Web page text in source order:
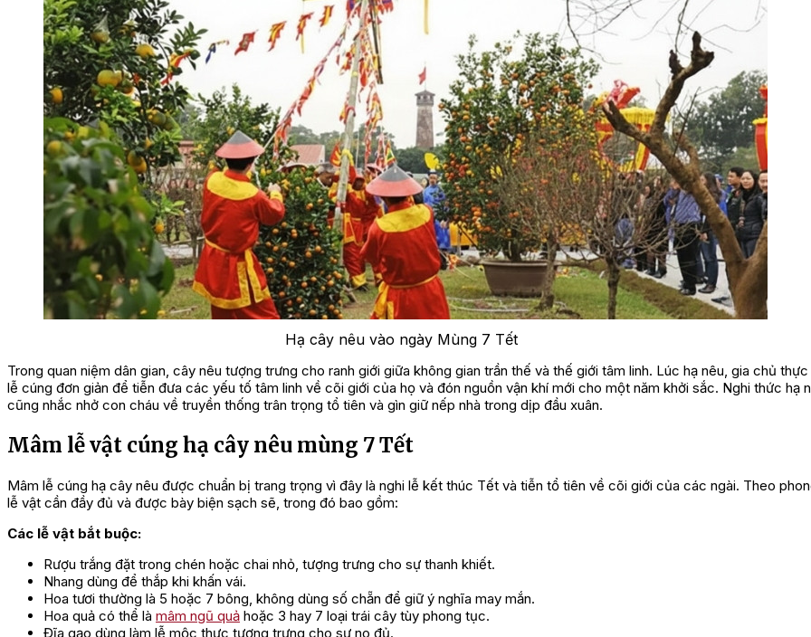
Hạ cây nêu vào ngày Mùng 7 Tết
Trong quan niệm dân gian, cây nêu tượng trưng cho ranh giới giữa không gian trần thế và thế giới tâm linh. Lúc hạ nêu, gia chủ thực
lễ cúng đơn giản để tiễn đưa các yếu tố tâm linh về cõi giới của họ và đón nguồn vận khí mới cho một năm khởi sắc. Nghi thức hạ
cũng nhắc nhở con cháu về truyền thống trân trọng tổ tiên và gìn giữ nếp nhà trong dịp đầu xuân.
Mâm lễ vật cúng hạ cây nêu mùng 7 Tết
Mâm lễ cúng hạ cây nêu được chuẩn bị trang trọng vì đây là nghi lễ kết thúc Tết và tiễn tổ tiên về cõi giới của các ngài. Theo
lễ vật cần đầy đủ và được bày biện sạch sẽ, trong đó bao gồm:
Các lễ vật bắt buộc:
Rượu trắng đặt trong chén hoặc chai nhỏ, tượng trưng cho sự thanh khiết.
Nhang dùng để thắp khi khấn vái.
Hoa tươi thường là 5 hoặc 7 bông, không dùng số chẵn để giữ ý nghĩa may mắn.
Hoa quả có thể là mâm ngũ quả hoặc 3 hay 7 loại trái cây tùy phong tục.
Đĩa gạo dùng làm lễ mộc thực tượng trưng cho sự no đủ.